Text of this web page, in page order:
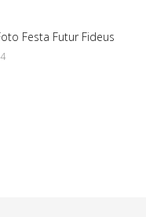
Festa Futur Fideus